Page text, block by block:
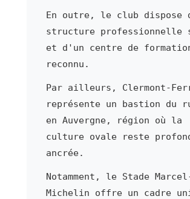
En outre, le club dispose
structure professionnelle
et d'un centre de
reconnu.
Par ailleurs, Clermont-
représente un bastion du
en Auvergne, région où la
culture ovale reste
ancrée.
Notamment, le Stade
Michelin offre un cadre